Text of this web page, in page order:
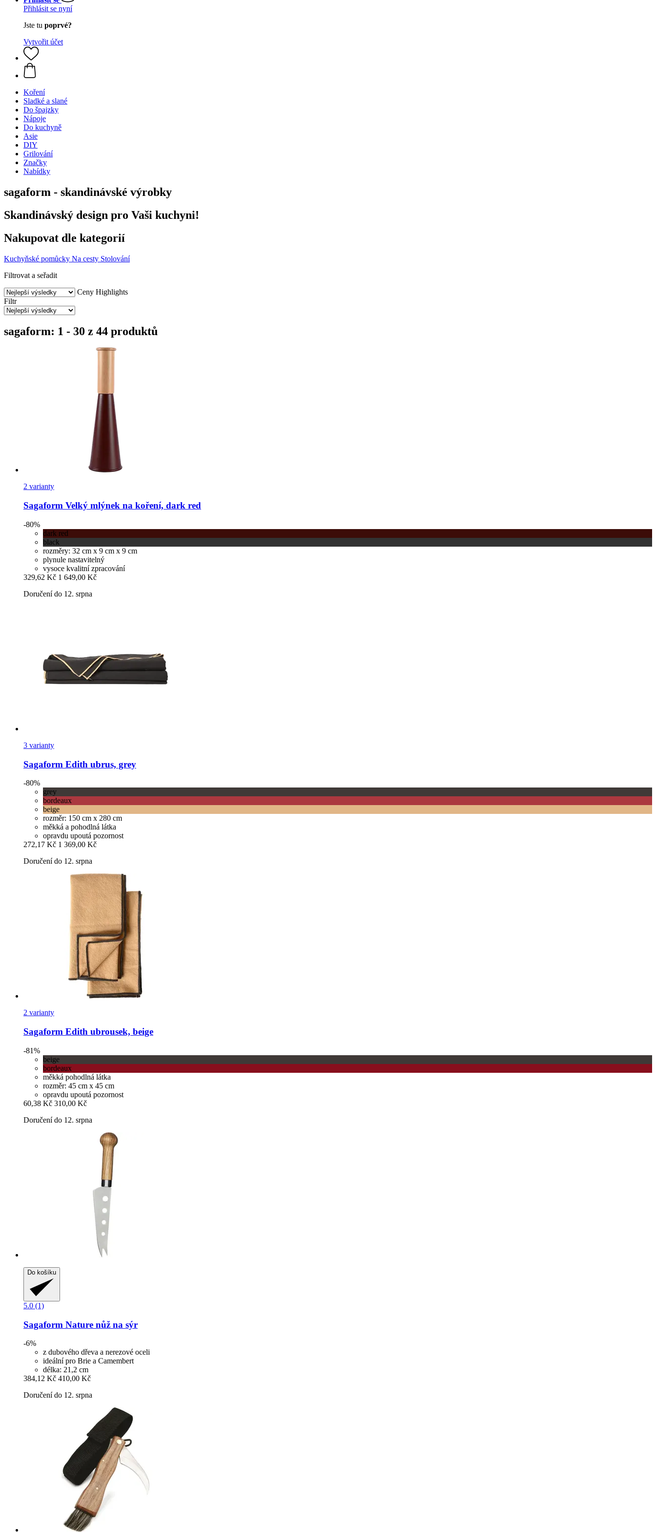
Přihlásit se nyní
Jste tu poprvé?
Vytvořit účet
Koření
Sladké a slané
Do špajzky
Nápoje
Do kuchyně
Asie
DIY
Grilování
Značky
Nabídky
sagaform - skandinávské výrobky
Skandinávský design pro Vaši kuchyni!
Nakupovat dle kategorií
Kuchyňské pomůcky Na cesty Stolování
Filtrovat a seřadit
Ceny Highlights
Filtr
sagaform: 1 - 30 z 44 produktů
2 varianty
Sagaform Velký mlýnek na koření, dark red
-80%
dark red
black
rozměry: 32 cm x 9 cm x 9 cm
plynule nastavitelný
vysoce kvalitní zpracování
329,62 Kč 1 649,00 Kč
Doručení do 12. srpna
3 varianty
Sagaform Edith ubrus, grey
-80%
grey
bordeaux
beige
rozměr: 150 cm x 280 cm
měkká a pohodlná látka
opravdu upoutá pozornost
272,17 Kč 1 369,00 Kč
Doručení do 12. srpna
2 varianty
Sagaform Edith ubrousek, beige
-81%
beige
bordeaux
měkká pohodlná látka
rozměr: 45 cm x 45 cm
opravdu upoutá pozornost
60,38 Kč 310,00 Kč
Doručení do 12. srpna
Do košíku
5.0 (1)
Sagaform Nature nůž na sýr
-6%
z dubového dřeva a nerezové oceli
ideální pro Brie a Camembert
délka: 21,2 cm
384,12 Kč 410,00 Kč
Doručení do 12. srpna